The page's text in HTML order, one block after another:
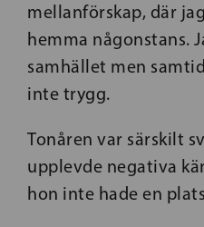
mellanförskap, där
hemma någonstans.
samhället men
inte trygg.
Tonåren var särskilt
upplevde negativa
hon inte hade en